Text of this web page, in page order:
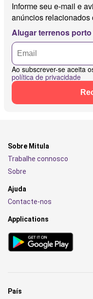
Informe seu e-mail e
anúncios relacionados
Alugar terrenos
Ao subscrever-se aceita
política de privacidade
Sobre Mitula
Trabalhe connosco
Sobre
Ajuda
Contacte-nos
Applications
País